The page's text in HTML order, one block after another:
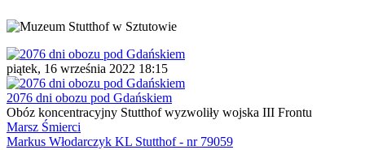
piątek, 16 września 2022 18:15
2076 dni obozu pod Gdańskiem
Obóz koncentracyjny Stutthof wyzwoliły wojska III Frontu
Marsz Śmierci
Markus Włodarczyk KL Stutthof - nr 79059